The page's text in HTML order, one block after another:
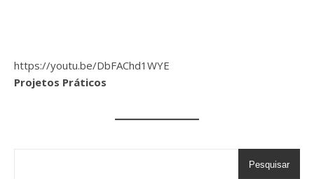
https://youtu.be/DbFAChd1WYE
Projetos Práticos
Pesquisar